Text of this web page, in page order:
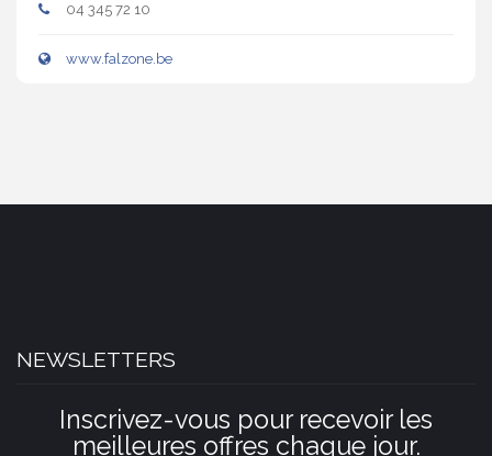
04 345 72 10
www.falzone.be
NEWSLETTERS
Inscrivez-vous pour recevoir les
meilleures offres chaque jour.